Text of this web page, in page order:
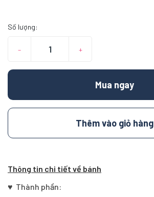
Số lượng:
– +
Mua ngay
Thêm vào giỏ hàng
Thông tin chi tiết về bánh
♥ Thành phần: